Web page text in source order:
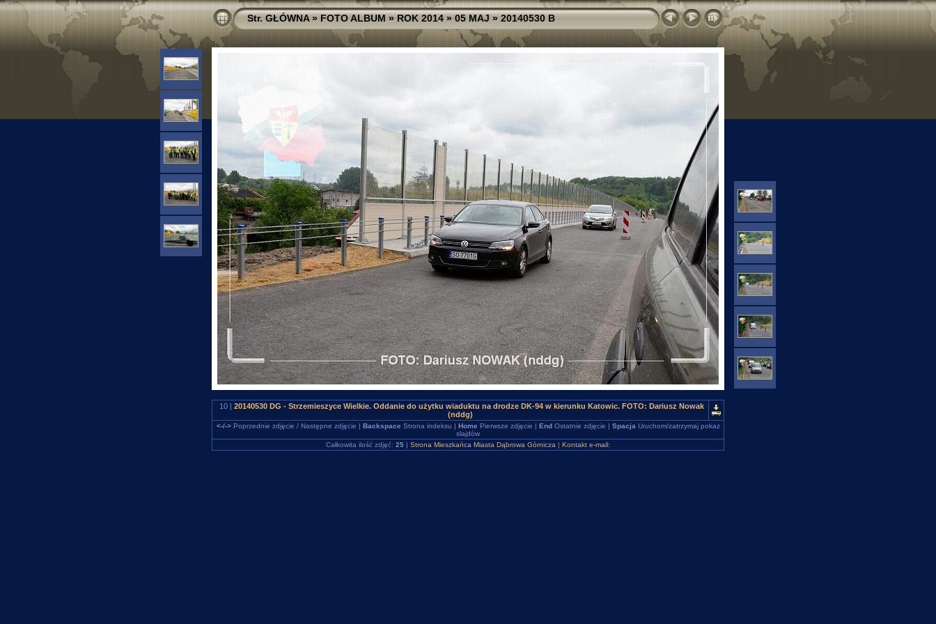
Str. GŁÓWNA»FOTO ALBUM»ROK 2014»05 MAJ»20140530 B
10 | 20140530 DG - Strzemieszyce Wielkie. Oddanie do użytku wiaduktu na drodze DK-94 w kierunku Katowic. FOTO: Dariusz Nowak
(nddg)
<-/->Poprzednie zdjęcie / Następne zdjęcie | Backspace Strona indeksu | Home Pierwsze zdjęcie | EndOstatnie zdjęcie | Spacja Uruchom/zatrzymaj pokaz
slajdów
Całkowita ilość zdjęć: 25 | Strona Mieszkańca Miasta Dąbrowa Górnicza | Kontakt e-mail: